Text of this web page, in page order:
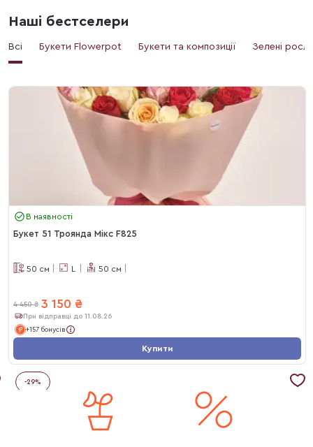
Наші бестселери
Всі Букети Flowerpot Букети та композиції Зелені
В наявності
Букет 51 Троянда Мікс F825
50 см L 50 см
4 450 ₴ 3 150 ₴
При відправці до 11.08.26
+157 бонусів
Купити
-29%